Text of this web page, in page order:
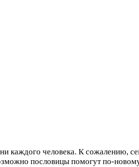
человека. К сожалению,
пословицы помогут по-